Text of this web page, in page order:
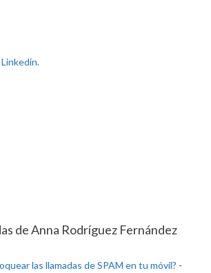
Linkedin.
de Anna Rodríguez Fernández
las llamadas de SPAM en tu móvil? -